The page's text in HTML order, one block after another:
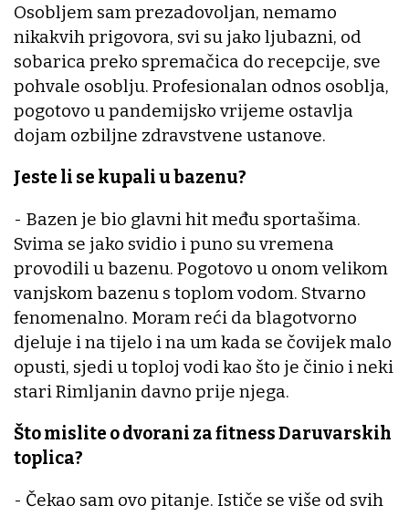
Osobljem sam prezadovoljan, nemamo
nikakvih prigovora, svi su jako ljubazni, od
sobarica preko spremačica do recepcije, sve
pohvale osoblju. Profesionalan odnos osoblja,
pogotovo u pandemijsko vrijeme ostavlja
dojam ozbiljne zdravstvene ustanove.
Jeste li se kupali u bazenu?
- Bazen je bio glavni hit među sportašima.
Svima se jako svidio i puno su vremena
provodili u bazenu. Pogotovo u onom velikom
vanjskom bazenu s toplom vodom. Stvarno
fenomenalno. Moram reći da blagotvorno
djeluje i na tijelo i na um kada se čovijek malo
opusti, sjedi u toploj vodi kao što je činio i neki
stari Rimljanin davno prije njega.
Što mislite o dvorani za fitness Daruvarskih
toplica?
- Čekao sam ovo pitanje. Ističe se više od svih